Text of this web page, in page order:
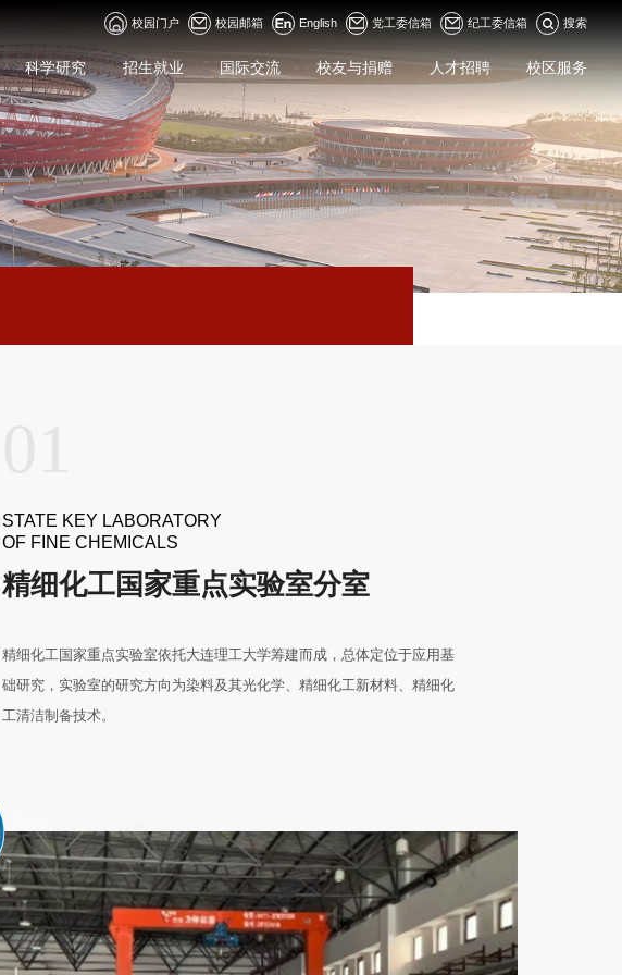
校园门户 校园邮箱 English 党工委信箱 纪工委信箱 搜索
科学研究 招生就业 国际交流 校友与捐赠 人才招聘 校区服务
STATE KEY LABORATORY
OF FINE CHEMICALS
精细化工国家重点实验室分室
精细化工国家重点实验室依托大连理工大学筹建而成，总体定位于应用基
础研究，实验室的研究方向为染料及其光化学、精细化工新材料、精细化
工清洁制备技术。